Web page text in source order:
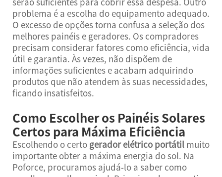
problema é a escolha do equipamento adequado.
O excesso de opções torna confusa a seleção dos
melhores painéis e geradores. Os compradores
precisam considerar fatores como eficiência, vida
útil e garantia. Às vezes, não dispõem de
informações suficientes e acabam adquirindo
produtos que não atendem às suas necessidades,
ficando insatisfeitos.
Como Escolher os Painéis Solares
Certos para Máxima Eficiência
Escolhendo o certo gerador elétrico portátil muito
importante obter a máxima energia do sol. Na
Poforce, procuramos ajudá-lo a saber como